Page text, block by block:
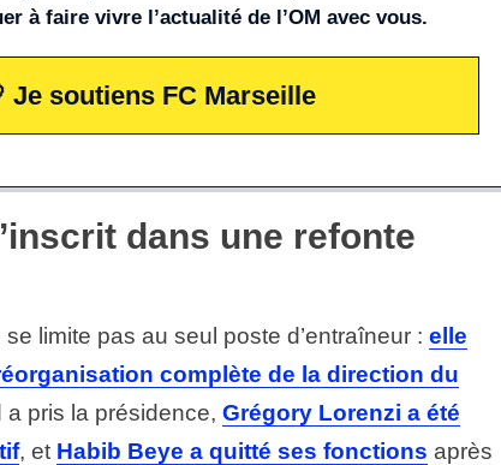
à faire vivre l’actualité de l’OM avec vous.
Je soutiens FC Marseille
dans une refonte
limite pas au seul poste d’entraîneur : elle
complète de la direction du
pris la présidence, Grégory Lorenzi a été
, et Habib Beye a quitté ses fonctions après